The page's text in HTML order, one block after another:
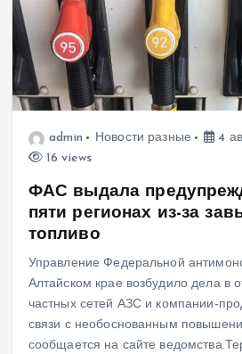
admin Новости разные
4
16 views
ФАС выдала
пяти регионах из-за
топливо
Управление Федеральной
Алтайском крае возбудило дела в
частных сетей АЗС и компании-
связи с необоснованным
сообщается на сайте